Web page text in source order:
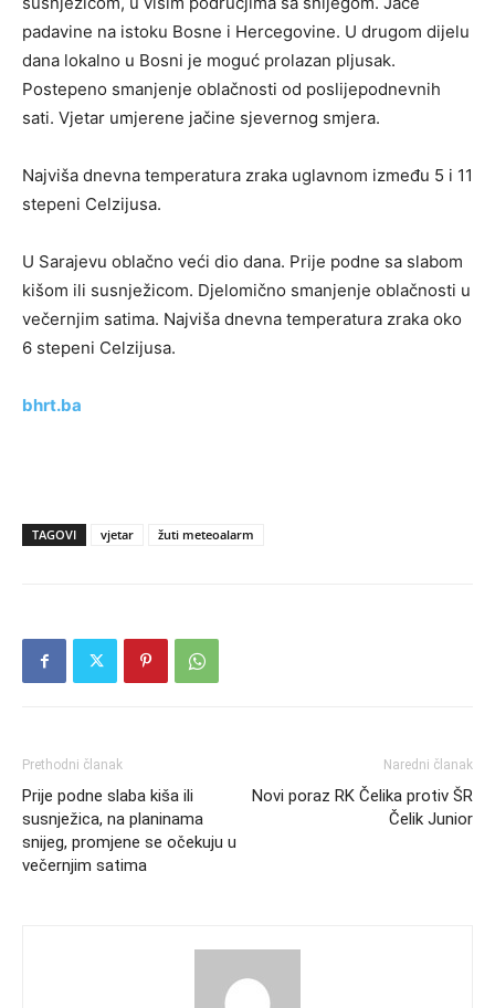
padavine na istoku Bosne i Hercegovine. U drugom dijelu
dana lokalno u Bosni je moguć prolazan pljusak.
Postepeno smanjenje oblačnosti od poslijepodnevnih
sati. Vjetar umjerene jačine sjevernog smjera.
Najviša dnevna temperatura zraka uglavnom između 5 i 11
stepeni Celzijusa.
U Sarajevu oblačno veći dio dana. Prije podne sa slabom
kišom ili susnježicom. Djelomično smanjenje oblačnosti u
večernjim satima. Najviša dnevna temperatura zraka oko
6 stepeni Celzijusa.
bhrt.ba
TAGOVI vjetar žuti meteoalarm
Prethodni članak
Prije podne slaba kiša ili
susnježica, na planinama
snijeg, promjene se očekuju u
večernjim satima
Naredni članak
Novi poraz RK Čelika protiv ŠR
Čelik Junior